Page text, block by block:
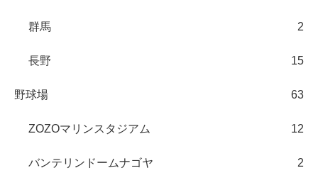
群馬 2
長野 15
野球場 63
ZOZOマリンスタジアム 12
バンテリンドームナゴヤ 2